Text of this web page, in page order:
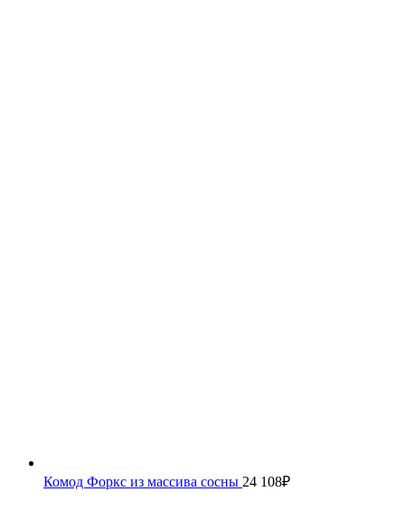
Комод Форкс из массива сосны 24 108₽